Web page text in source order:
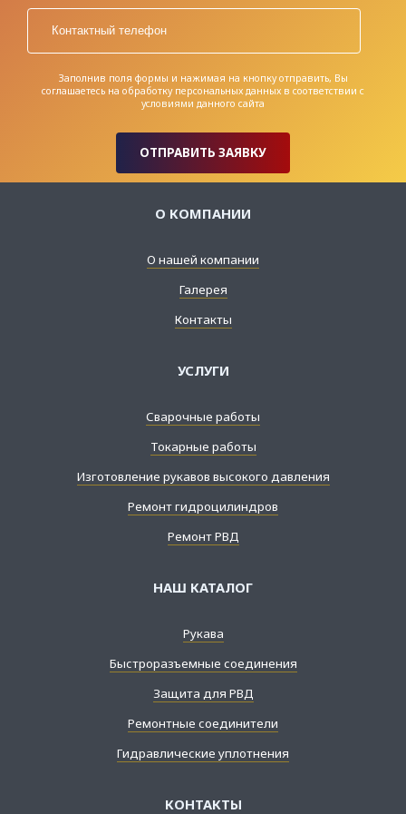
Заполнив поля формы и нажимая на кнопку отправить, Вы
соглашаетесь на обработку персональных данных в соответствии с
условиями данного сайта
ОТПРАВИТЬ ЗАЯВКУ
О КОМПАНИИ
О нашей компании
Галерея
Контакты
УСЛУГИ
Сварочные работы
Токарные работы
Изготовление рукавов высокого давления
Ремонт гидроцилиндров
Ремонт РВД
НАШ КАТАЛОГ
Рукава
Быстроразъемные соединения
Защита для РВД
Ремонтные соединители
Гидравлические уплотнения
КОНТАКТЫ